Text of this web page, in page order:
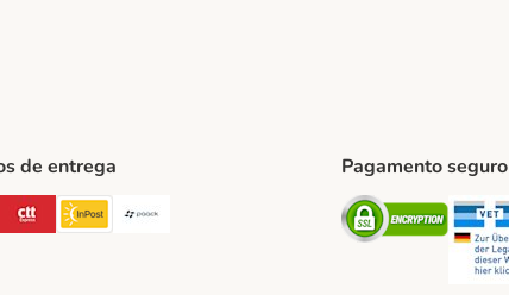
Method
de entrega
GLS Shipping Method
CTTExpress Shipping Method
InPost Shipping Method
Paack Shipping Method
Pagamento seguro
Security